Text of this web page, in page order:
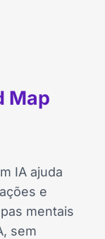
Map
IA ajuda
e
mentais
sem